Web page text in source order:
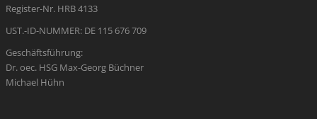
Register-Nr. HRB 4133
UST.-ID-NUMMER: DE 115 676 709
Geschäftsführung:
Dr. oec. HSG Max-Georg Büchner
Michael Hühn